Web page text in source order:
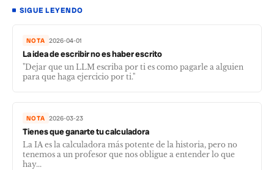
SIGUE LEYENDO
NOTA 2026-04-01
La idea de escribir no es haber escrito
"Dejar que un LLM escriba por ti es como pagarle a alguien
para que haga ejercicio por ti."
NOTA 2026-03-23
Tienes que ganarte tu calculadora
La IA es la calculadora más potente de la historia, pero no
tenemos a un profesor que nos obligue a entender lo que
hay...